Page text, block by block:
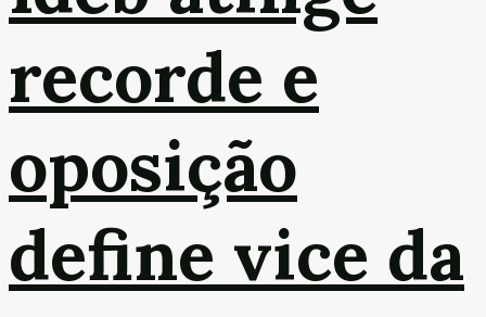
recorde e
oposição
define vice da